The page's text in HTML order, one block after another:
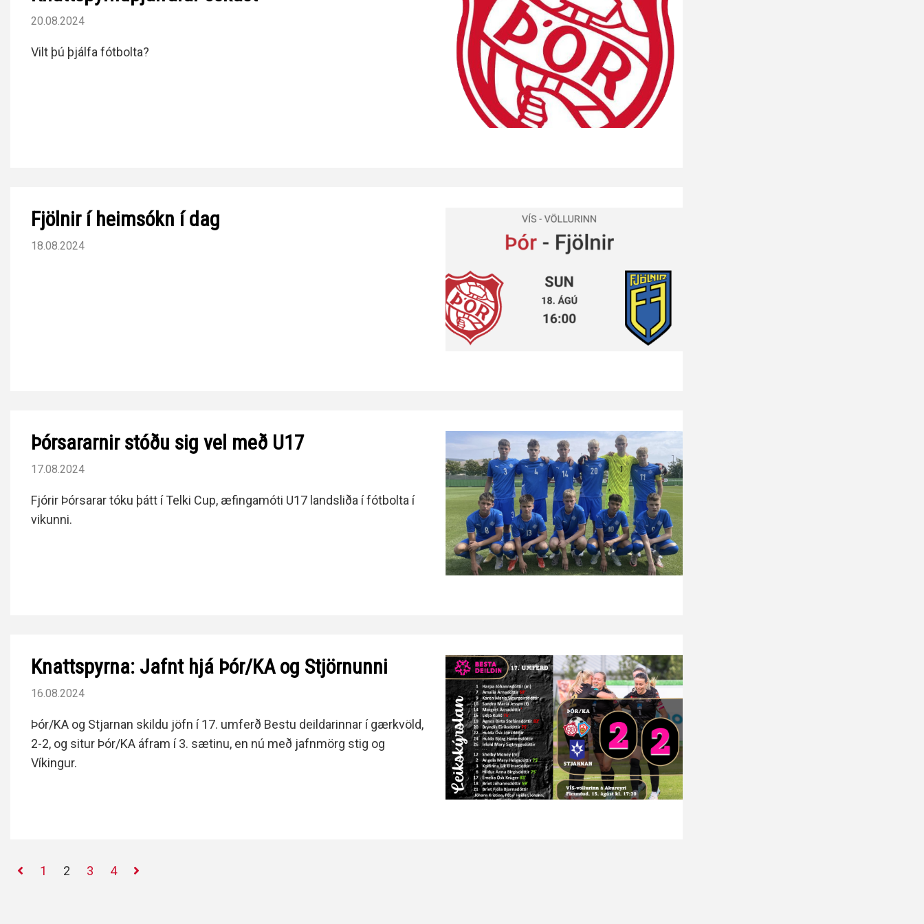
20.08.2024
Vilt þú þjálfa fótbolta?
Fjölnir í heimsókn í dag
18.08.2024
Þórsararnir stóðu sig vel með U17
17.08.2024
Fjórir Þórsarar tóku þátt í Telki Cup, æfingamóti U17 landsliða í fótbolta í
vikunni.
Knattspyrna: Jafnt hjá Þór/KA og Stjörnunni
16.08.2024
Þór/KA og Stjarnan skildu jöfn í 17. umferð Bestu deildarinnar í gærkvöld,
2-2, og situr Þór/KA áfram í 3. sætinu, en nú með jafnmörg stig og
Víkingur.
1 2 3 4